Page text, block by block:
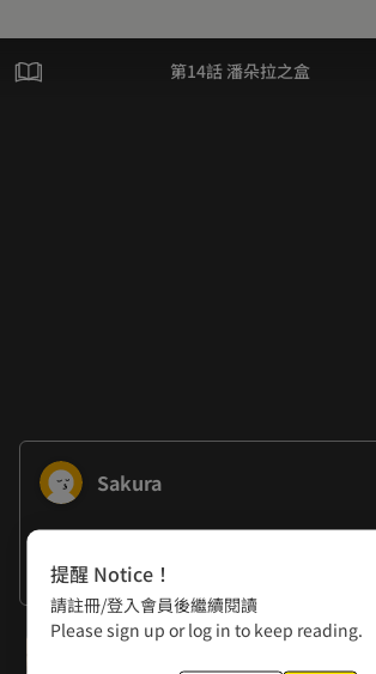
第14話 潘朵拉之盒
Sakura
謝謝大家
下一話
提醒 Notice！
請註冊/登入會員後繼續閱讀
Please sign up or log in to keep reading.